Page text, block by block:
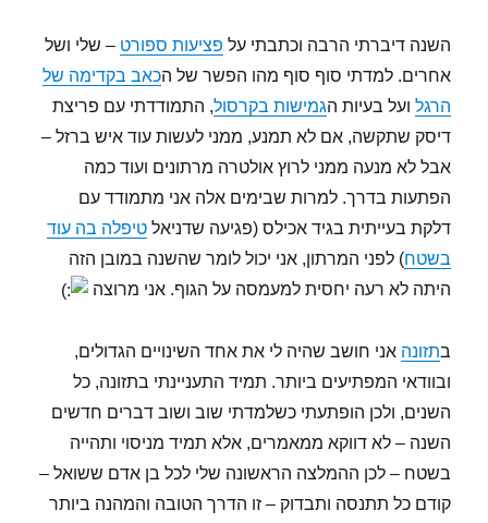
השנה דיברתי הרבה וכתבתי על פציעות ספורט – שלי ושל
אחרים. למדתי סוף סוף מהו הפשר של הכאב בקדימה של
הרגל ועל בעיות הגמישות בקרסול, התמודדתי עם פריצת
דיסק שתקשה, אם לא תמנע, ממני לעשות עוד איש ברזל –
אבל לא מנעה ממני לרוץ אולטרה מרתונים ועוד כמה
הפתעות בדרך. למרות שבימים אלה אני מתמודד עם
דלקת בעייתית בגיד אכילס (פגיעה שדניאלטיפלה בה עוד
בשטח) לפני המרתון, אני יכול לומר שהשנה במובן הזה
היתה לא רעה יחסית למעמסה על הגוף. אני מרוצה
בתזונה אני חושב שהיה לי את אחד השינויים הגדולים,
ובוודאי המפתיעים ביותר. תמיד התעניינתי בתזונה, כל
השנים, ולכן הופתעתי כשלמדתי שוב ושוב דברים חדשים
השנה – לא דווקא ממאמרים, אלא תמיד מניסוי ותהייה
בשטח – לכן ההמלצה הראשונה שלי לכל בן אדם ששואל –
קודם כל תתנסה ותבדוק – זו הדרך הטובה והמהנה ביותר